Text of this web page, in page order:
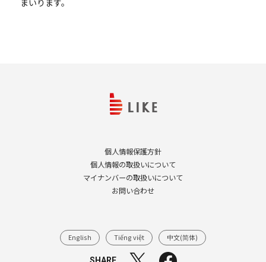
個人情報保護方針
個人情報の取扱いについて
マイナンバーの取扱いについて
お問い合わせ
English Tiếng việt 中文(简体)
SHARE